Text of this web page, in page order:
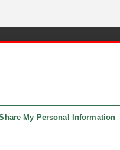
My Personal Information